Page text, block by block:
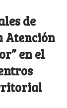
de
Atención
en el